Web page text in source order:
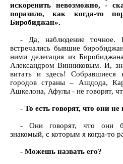
искоренить невозможно, -
поразило, как когда-то
Биробиджан».
- Да, наблюдение точное.
встречались бывшие
ними делегация из
Александром Винниковым. И,
витать и здесь! Собравшиеся
городов страны – Ашдода,
Ашкелона, Афулы - не говорят,
- То есть говорят, что они не
- Они говорят, что они
знакомый, с которым я когда-то
- Можешь назвать его?